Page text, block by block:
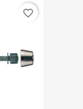
favorite_border